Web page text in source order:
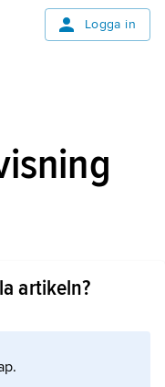
Logga in
artikeln?